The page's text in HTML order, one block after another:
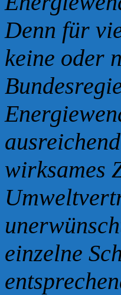
Denn für
keine oder
wirksames
einzelne